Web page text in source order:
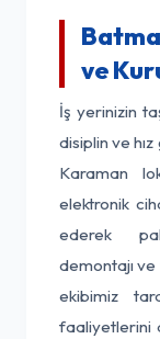
ve
İş yerinizin
disiplin ve
Karaman
elektronik
ederek
demontajı ve
ekibimiz
faaliyetlerini